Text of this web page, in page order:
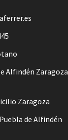
Alfindén Zaragoza
Zaragoza
de Alfindén